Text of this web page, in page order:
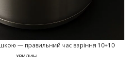
— правильний час варіння 10+10